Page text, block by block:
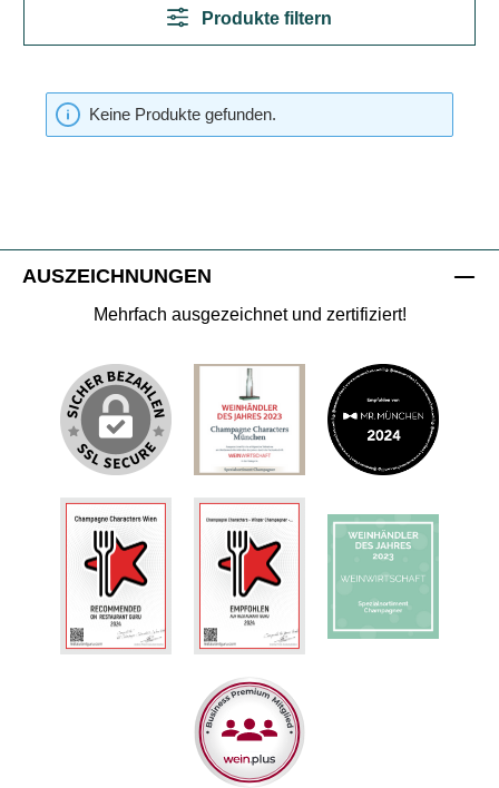
Produkte filtern
Keine Produkte gefunden.
AUSZEICHNUNGEN
Mehrfach ausgezeichnet und zertifiziert!